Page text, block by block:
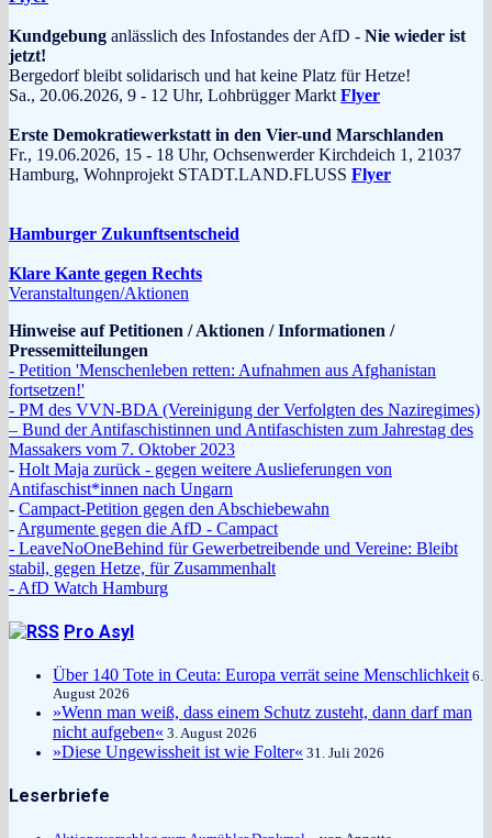
Kundgebung anlässlich des Infostandes der AfD - Nie wieder ist
jetzt!
Bergedorf bleibt solidarisch und hat keine Platz für Hetze!
Sa., 20.06.2026, 9 - 12 Uhr, Lohbrügger Markt Flyer
Erste Demokratiewerkstatt in den Vier-und Marschlanden
Fr., 19.06.2026, 15 - 18 Uhr, Ochsenwerder Kirchdeich 1, 21037
Hamburg, Wohnprojekt STADT.LAND.FLUSS Flyer
Hamburger Zukunftsentscheid
Klare Kante gegen Rechts
Veranstaltungen/Aktionen
Hinweise auf Petitionen / Aktionen / Informationen /
Pressemitteilungen
- Petition 'Menschenleben retten: Aufnahmen aus Afghanistan
fortsetzen!'
- PM des VVN-BDA (Vereinigung der Verfolgten des Naziregimes)
– Bund der Antifaschistinnen und Antifaschisten zum Jahrestag des
Massakers vom 7. Oktober 2023
- Holt Maja zurück - gegen weitere Auslieferungen von
Antifaschist*innen nach Ungarn
- Campact-Petition gegen den Abschiebewahn
- Argumente gegen die AfD - Campact
- LeaveNoOneBehind für Gewerbetreibende und Vereine: Bleibt
stabil, gegen Hetze, für Zusammenhalt
- AfD Watch Hamburg
Pro Asyl
Über 140 Tote in Ceuta: Europa verrät seine Menschlichkeit 6.
August 2026
»Wenn man weiß, dass einem Schutz zusteht, dann darf man
nicht aufgeben« 3. August 2026
»Diese Ungewissheit ist wie Folter« 31. Juli 2026
Leserbriefe